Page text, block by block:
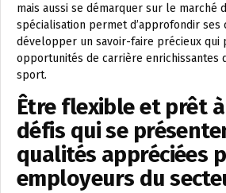
mais aussi se démarquer sur le marché
spécialisation permet d’approfondir ses
développer un savoir-faire précieux qui
opportunités de carrière enrichissantes
sport.
Être flexible et prêt
défis qui se
qualités appréciées
employeurs du